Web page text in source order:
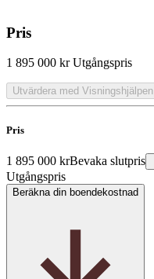
Pris
1 895 000 kr Utgångspris
Utvärdera med Visningshjälpen
Pris
1 895 000 krBevaka slutpris
Utgångspris
Beräkna din boendekostnad